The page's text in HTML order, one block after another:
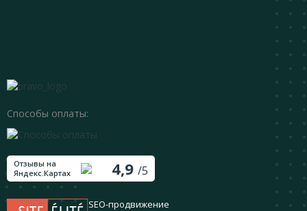
Способы оплаты:
Отзывы на
Яндекс.Картах
4,9 /5
SEO-продвижение